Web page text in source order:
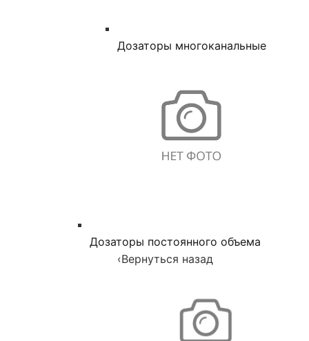
Дозаторы многоканальные
Дозаторы постоянного объема
‹Вернуться назад